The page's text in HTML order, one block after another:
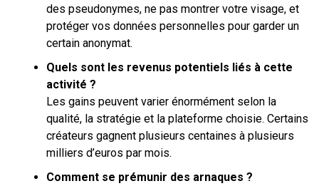
des pseudonymes, ne pas montrer votre visage, et
protéger vos données personnelles pour garder un
certain anonymat.
Quels sont les revenus potentiels liés à cette
activité ?
Les gains peuvent varier énormément selon la
qualité, la stratégie et la plateforme choisie. Certains
créateurs gagnent plusieurs centaines à plusieurs
milliers d’euros par mois.
Comment se prémunir des arnaques ?